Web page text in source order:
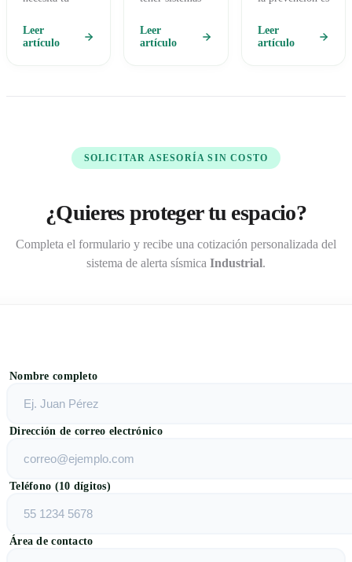
prevenir
riesgos, cumplir
Leer
artículo
sísmica
confiables,
Leer
artículo
alertas sísmicas
oficiales con
Leer
artículo
SOLICITAR ASESORÍA SIN COSTO
¿Quieres proteger tu espacio?
Completa el formulario y recibe una cotización personalizada del
sistema de alerta sísmica Industrial.
Nombre completo
Dirección de correo electrónico
Teléfono (10 dígitos)
Área de contacto